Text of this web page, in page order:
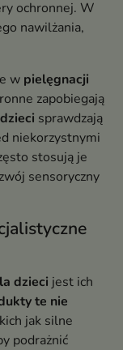
ochronnej. W
nawilżania,
w pielęgnacji
zapobiegają
sprawdzają
niekorzystnymi
stosują je
sensoryczny
dzieci jest ich
te nie
jak silne
podrażnić